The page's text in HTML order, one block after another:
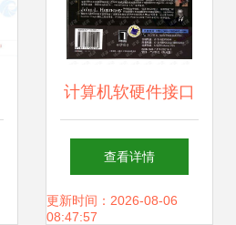
计算机软硬件接口
桥接数字与物理世
界的技术密钥
查看详情
更新时间：2026-08-06
08:47:57